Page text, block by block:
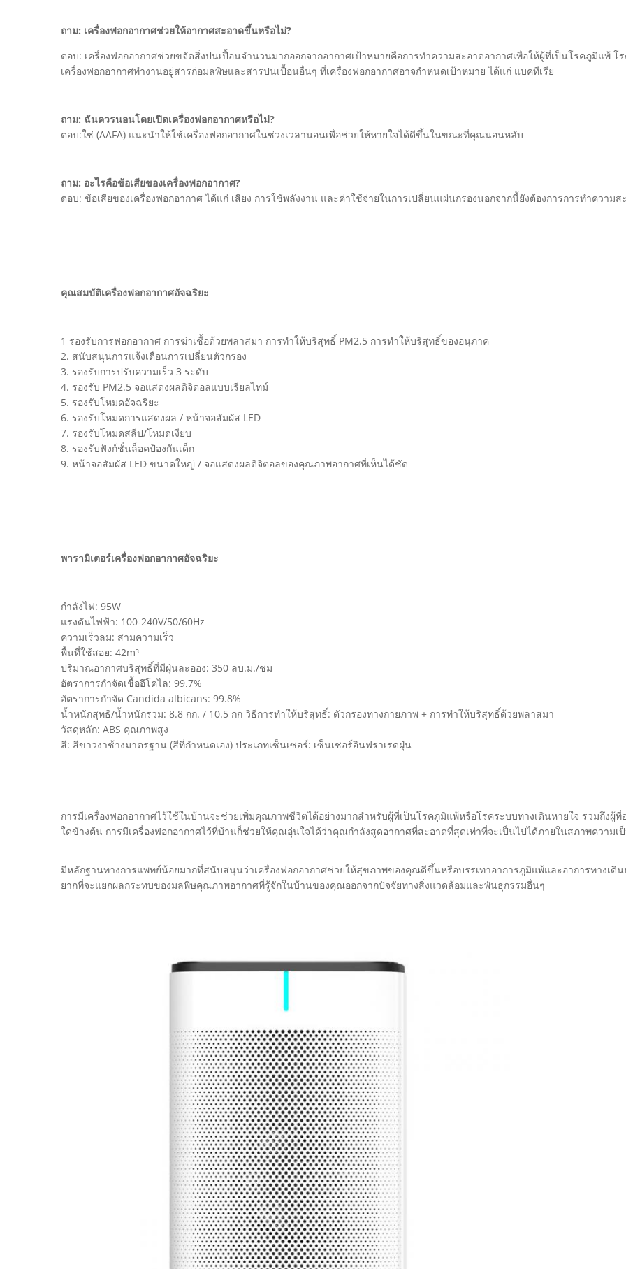
ถาม: เครื่องฟอกอากาศช่วยให้อากาศสะอาดขึ้นหรือไม่?
ตอบ: เครื่องฟอกอากาศช่วยขจัดสิ่งปนเปื้อนจำนวนมากออกจากอากาศเป้าหมายคือการทำความสะอาดอากาศเพื่อให้ผู้ที่เป็นโรคภูมิแพ้
เครื่องฟอกอากาศทำงานอยู่สารก่อมลพิษและสารปนเปื้อนอื่นๆ ที่เครื่องฟอกอากาศอาจกำหนดเป้าหมาย ได้แก่ แบคทีเรีย
ถาม: ฉันควรนอนโดยเปิดเครื่องฟอกอากาศหรือไม่?
ตอบ:ใช่ (AAFA) แนะนำให้ใช้เครื่องฟอกอากาศในช่วงเวลานอนเพื่อช่วยให้หายใจได้ดีขึ้นในขณะที่คุณนอนหลับ
ถาม: อะไรคือข้อเสียของเครื่องฟอกอากาศ?
ตอบ: ข้อเสียของเครื่องฟอกอากาศ ได้แก่ เสียง การใช้พลังงาน และค่าใช้จ่ายในการเปลี่ยนแผ่นกรองนอกจากนี้ยังต้องการการทำควา
คุณสมบัติเครื่องฟอกอากาศอัจฉริยะ
1 รองรับการฟอกอากาศ การฆ่าเชื้อด้วยพลาสมา การทำให้บริสุทธิ์ PM2.5 การทำให้บริสุทธิ์ของอนุภาค
2. สนับสนุนการแจ้งเตือนการเปลี่ยนตัวกรอง
3. รองรับการปรับความเร็ว 3 ระดับ
4. รองรับ PM2.5 จอแสดงผลดิจิตอลแบบเรียลไทม์
5. รองรับโหมดอัจฉริยะ
6. รองรับโหมดการแสดงผล / หน้าจอสัมผัส LED
7. รองรับโหมดสลีป/โหมดเงียบ
8. รองรับฟังก์ชั่นล็อคป้องกันเด็ก
9. หน้าจอสัมผัส LED ขนาดใหญ่ / จอแสดงผลดิจิตอลของคุณภาพอากาศที่เห็นได้ชัด
พารามิเตอร์เครื่องฟอกอากาศอัจฉริยะ
กำลังไฟ: 95W
แรงดันไฟฟ้า: 100-240V/50/60Hz
ความเร็วลม: สามความเร็ว
พื้นที่ใช้สอย: 42m³
ปริมาณอากาศบริสุทธิ์ที่มีฝุ่นละออง: 350 ลบ.ม./ชม
อัตราการกำจัดเชื้ออีโคไล: 99.7%
อัตราการกำจัด Candida albicans: 99.8%
น้ำหนักสุทธิ/น้ำหนักรวม: 8.8 กก. / 10.5 กก วิธีการทำให้บริสุทธิ์: ตัวกรองทางกายภาพ + การทำให้บริสุทธิ์ด้วยพลาสมา
วัสดุหลัก: ABS คุณภาพสูง
สี: สีขาวงาช้างมาตรฐาน (สีที่กำหนดเอง) ประเภทเซ็นเซอร์: เซ็นเซอร์อินฟราเรดฝุ่น
การมีเครื่องฟอกอากาศไว้ใช้ในบ้านจะช่วยเพิ่มคุณภาพชีวิตได้อย่างมากสำหรับผู้ที่เป็นโรคภูมิแพ้หรือโรคระบบทางเดินหายใจ รวมถึง
ใดข้างต้น การมีเครื่องฟอกอากาศไว้ที่บ้านก็ช่วยให้คุณอุ่นใจได้ว่าคุณกำลังสูดอากาศที่สะอาดที่สุดเท่าที่จะเป็นไปได้ภายในสภาพความเ
มีหลักฐานทางการแพทย์น้อยมากที่สนับสนุนว่าเครื่องฟอกอากาศช่วยให้สุขภาพของคุณดีขึ้นหรือบรรเทาอาการภูมิแพ้และอาการทางเดิน
ยากที่จะแยกผลกระทบของมลพิษคุณภาพอากาศที่รู้จักในบ้านของคุณออกจากปัจจัยทางสิ่งแวดล้อมและพันธุกรรมอื่นๆ